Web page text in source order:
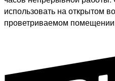
использовать на открытом
проветриваемом помещении